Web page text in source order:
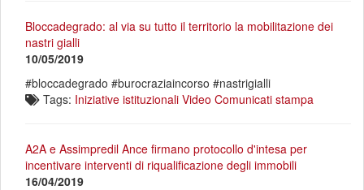
Bloccadegrado: al via su tutto il territorio la mobilitazione dei
nastri gialli
10/05/2019
#bloccadegrado #burocraziaincorso #nastrigialli
Tags: Iniziative istituzionali Video Comunicati stampa
A2A e Assimpredil Ance firmano protocollo d'intesa per
incentivare interventi di riqualificazione degli immobili
16/04/2019